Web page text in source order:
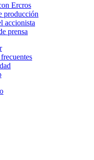
Ercros
producción
accionista
prensa